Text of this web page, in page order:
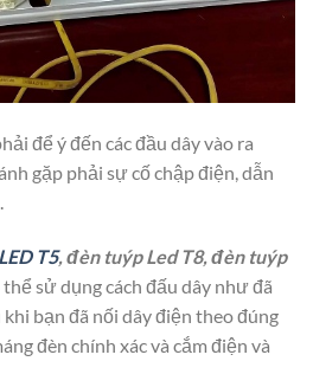
để ý đến các đầu dây vào ra
gặp phải sự cố chập điện, dẫn
T5, đèn tuýp Led T8, đèn tuýp
sử dụng cách đấu dây như đã
bạn đã nối dây điện theo đúng
đèn chính xác và cắm điện và